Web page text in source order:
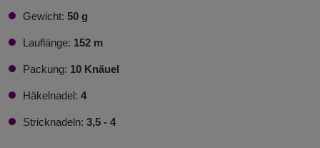
Gewicht: 50 g
Lauflänge: 152 m
Packung: 10 Knäuel
Häkelnadel: 4
Stricknadeln: 3,5 - 4